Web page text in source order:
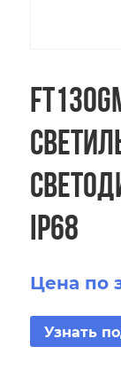
IP68
Цена по
Узнать